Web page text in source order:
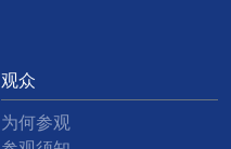
观众
为何参观